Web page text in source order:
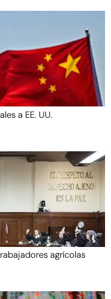
a EE. UU.
agrícolas